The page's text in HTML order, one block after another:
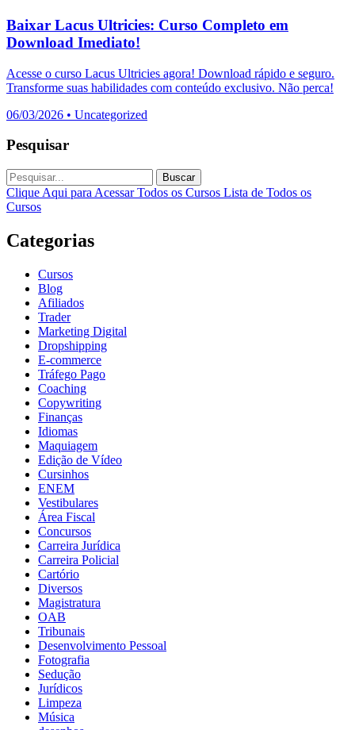
Baixar Lacus Ultricies: Curso Completo em
Download Imediato!
Acesse o curso Lacus Ultricies agora! Download rápido e seguro.
Transforme suas habilidades com conteúdo exclusivo. Não perca!
06/03/2026 • Uncategorized
Pesquisar
Buscar
Clique Aqui para Acessar Todos os Cursos Lista de Todos os
Cursos
Categorias
Cursos
Blog
Afiliados
Trader
Marketing Digital
Dropshipping
E-commerce
Tráfego Pago
Coaching
Copywriting
Finanças
Idiomas
Maquiagem
Edição de Vídeo
Cursinhos
ENEM
Vestibulares
Área Fiscal
Concursos
Carreira Jurídica
Carreira Policial
Cartório
Diversos
Magistratura
OAB
Tribunais
Desenvolvimento Pessoal
Fotografia
Sedução
Jurídicos
Limpeza
Música